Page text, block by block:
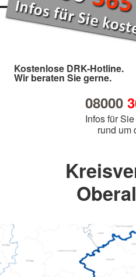
Kostenlose DRK-Hotline.
Wir beraten Sie gerne.
08000
Infos für
rund um